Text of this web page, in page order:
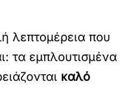
λεπτομέρεια που
τα εμπλουτισμένα
καλό